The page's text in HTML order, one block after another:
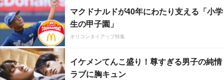
マクドナルドが40年にわたり支える「小学
生の甲子園」
オリコンタイアップ特集
イケメンてんこ盛り！尊すぎる男子の純情
ラブに胸キュン